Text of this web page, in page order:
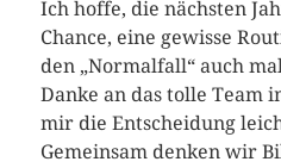
Ich hoffe, die nächsten
Chance, eine gewisse
den „Normalfall“ auch
Danke an das tolle Team
mir die Entscheidung
Gemeinsam denken wir